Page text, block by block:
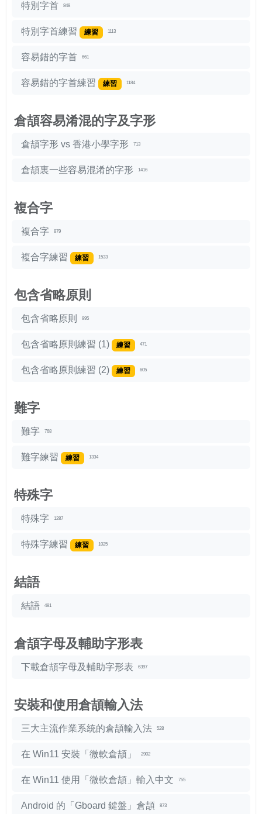
特別字首 848
特別字首練習 練習 1113
容易錯的字首 661
容易錯的字首練習 練習 1184
倉頡容易淆混的字及字形
倉頡字形 vs 香港小學字形 713
倉頡裏一些容易混淆的字形 1416
複合字
複合字 879
複合字練習 練習 1533
包含省略原則
包含省略原則 995
包含省略原則練習 (1) 練習 471
包含省略原則練習 (2) 練習 605
難字
難字 768
難字練習 練習 1334
特殊字
特殊字 1287
特殊字練習 練習 1025
結語
結語 481
倉頡字母及輔助字形表
下載倉頡字母及輔助字形表 6397
安裝和使用倉頡輸入法
三大主流作業系統的倉頡輸入法 528
在 Win11 安裝「微軟倉頡」 2902
在 Win11 使用「微軟倉頡」輸入中文 755
Android 的「Gboard 鍵盤」倉頡 873